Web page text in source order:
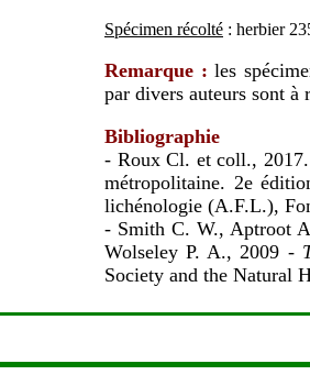
Spécimen récolté : herbier
Remarque : les
par divers auteurs sont à
Bibliographie
- Roux Cl. et coll., 2017.
métropolitaine. 2e
lichénologie (A.F.L.),
- Smith C. W., Aptroot
Wolseley P. A., 2009 -
Society and the Natural